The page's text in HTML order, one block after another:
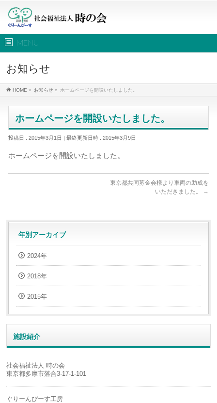
MENU
お知らせ
HOME » お知らせ » ホームページを開設いたしました。
ホームページを開設いたしました。
投稿日 : 2015年3月1日 最終更新日時 : 2015年3月9日
ホームページを開設いたしました。
東京都共同募金会様より車両の助成を
いただきました。
→
年別アーカイブ
2024年
2018年
2015年
施設紹介
社会福祉法人 時の会
東京都多摩市落合3-17-1-101
ぐりーんぴーす工房